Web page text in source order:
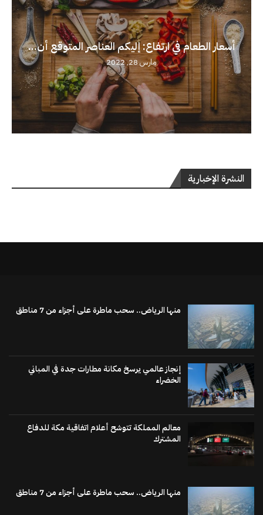
أسعار الطعام في ارتفاع: إليكم العناصر المتوقع أن...
مارس 28, 2022
النشرة الإخبارية
منها الرياض.. سحب ماطرة على أجزاء من 7 مناطق
إنجاز عالمي يرسخ مكانة مطارات جدة في المباني
الخضراء
معالم المملكة تتوشح أعلام اتفاقية مكة للدفاع
المشترك
منها الرياض.. سحب ماطرة على أجزاء من 7 مناطق